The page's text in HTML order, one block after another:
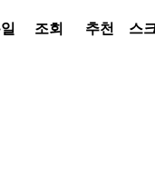
조회 추천 스